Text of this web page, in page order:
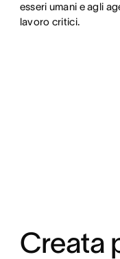
esseri umani e agli
lavoro critici.
Creata